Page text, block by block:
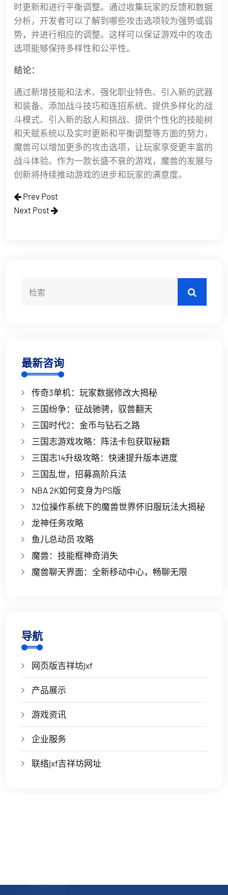
时更新和进行平衡调整。通过收集玩家的反馈和数据
分析，开发者可以了解到哪些攻击选项较为强势或弱
势，并进行相应的调整。这样可以保证游戏中的攻击
选项能够保持多样性和公平性。
结论：
通过新增技能和法术、强化职业特色、引入新的武器
和装备、添加战斗技巧和连招系统、提供多样化的战
斗模式、引入新的敌人和挑战、提供个性化的技能树
和天赋系统以及实时更新和平衡调整等方面的努力，
魔兽可以增加更多的攻击选项，让玩家享受更丰富的
战斗体验。作为一款长盛不衰的游戏，魔兽的发展与
创新将持续推动游戏的进步和玩家的满意度。
Prev Post
Next Post
最新咨询
传奇3单机：玩家数据修改大揭秘
三国纷争：征战驰骋，驭兽翻天
三国时代2：金币与钻石之路
三国志游戏攻略：阵法卡包获取秘籍
三国志14升级攻略：快速提升版本进度
三国乱世，招募高阶兵法
NBA 2K如何变身为PS版
32位操作系统下的魔兽世界怀旧服玩法大揭秘
龙神任务攻略
鱼儿总动员 攻略
魔兽：技能框神奇消失
魔兽聊天界面：全新移动中心，畅聊无限
导航
网页版吉祥坊jxf
产品展示
游戏资讯
企业服务
联络jxf吉祥坊网址